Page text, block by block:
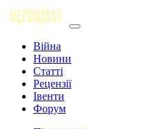
Війна
Новини
Статті
Рецензії
Івенти
Форум